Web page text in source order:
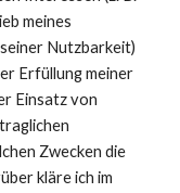
meines
Nutzbarkeit)
Erfüllung meiner
Einsatz von
Zwecken die
kläre ich im